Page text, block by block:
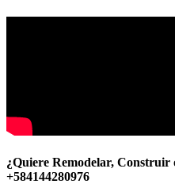
¿Quiere Remodelar,
+584144280976